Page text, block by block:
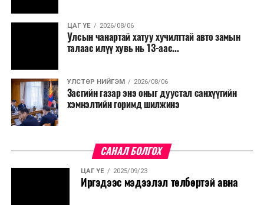
ЦАГ ҮЕ 2026/08/06
Улсын чанартай хатуу хучилттай авто замын
талаас илүү хувь нь 13-аас...
УЛСТӨР НИЙГЭМ 2026/08/06
Засгийн газар энэ оныг дуустал санхүүгийн
хэмнэлтийн горимд шилжинэ
САНАЛ БОЛГОХ
ЦАГ ҮЕ 2025/09/23
Иргэдээс мэдээлэл төлбөртэй авна